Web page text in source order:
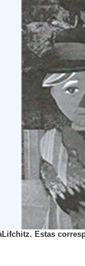
Estas